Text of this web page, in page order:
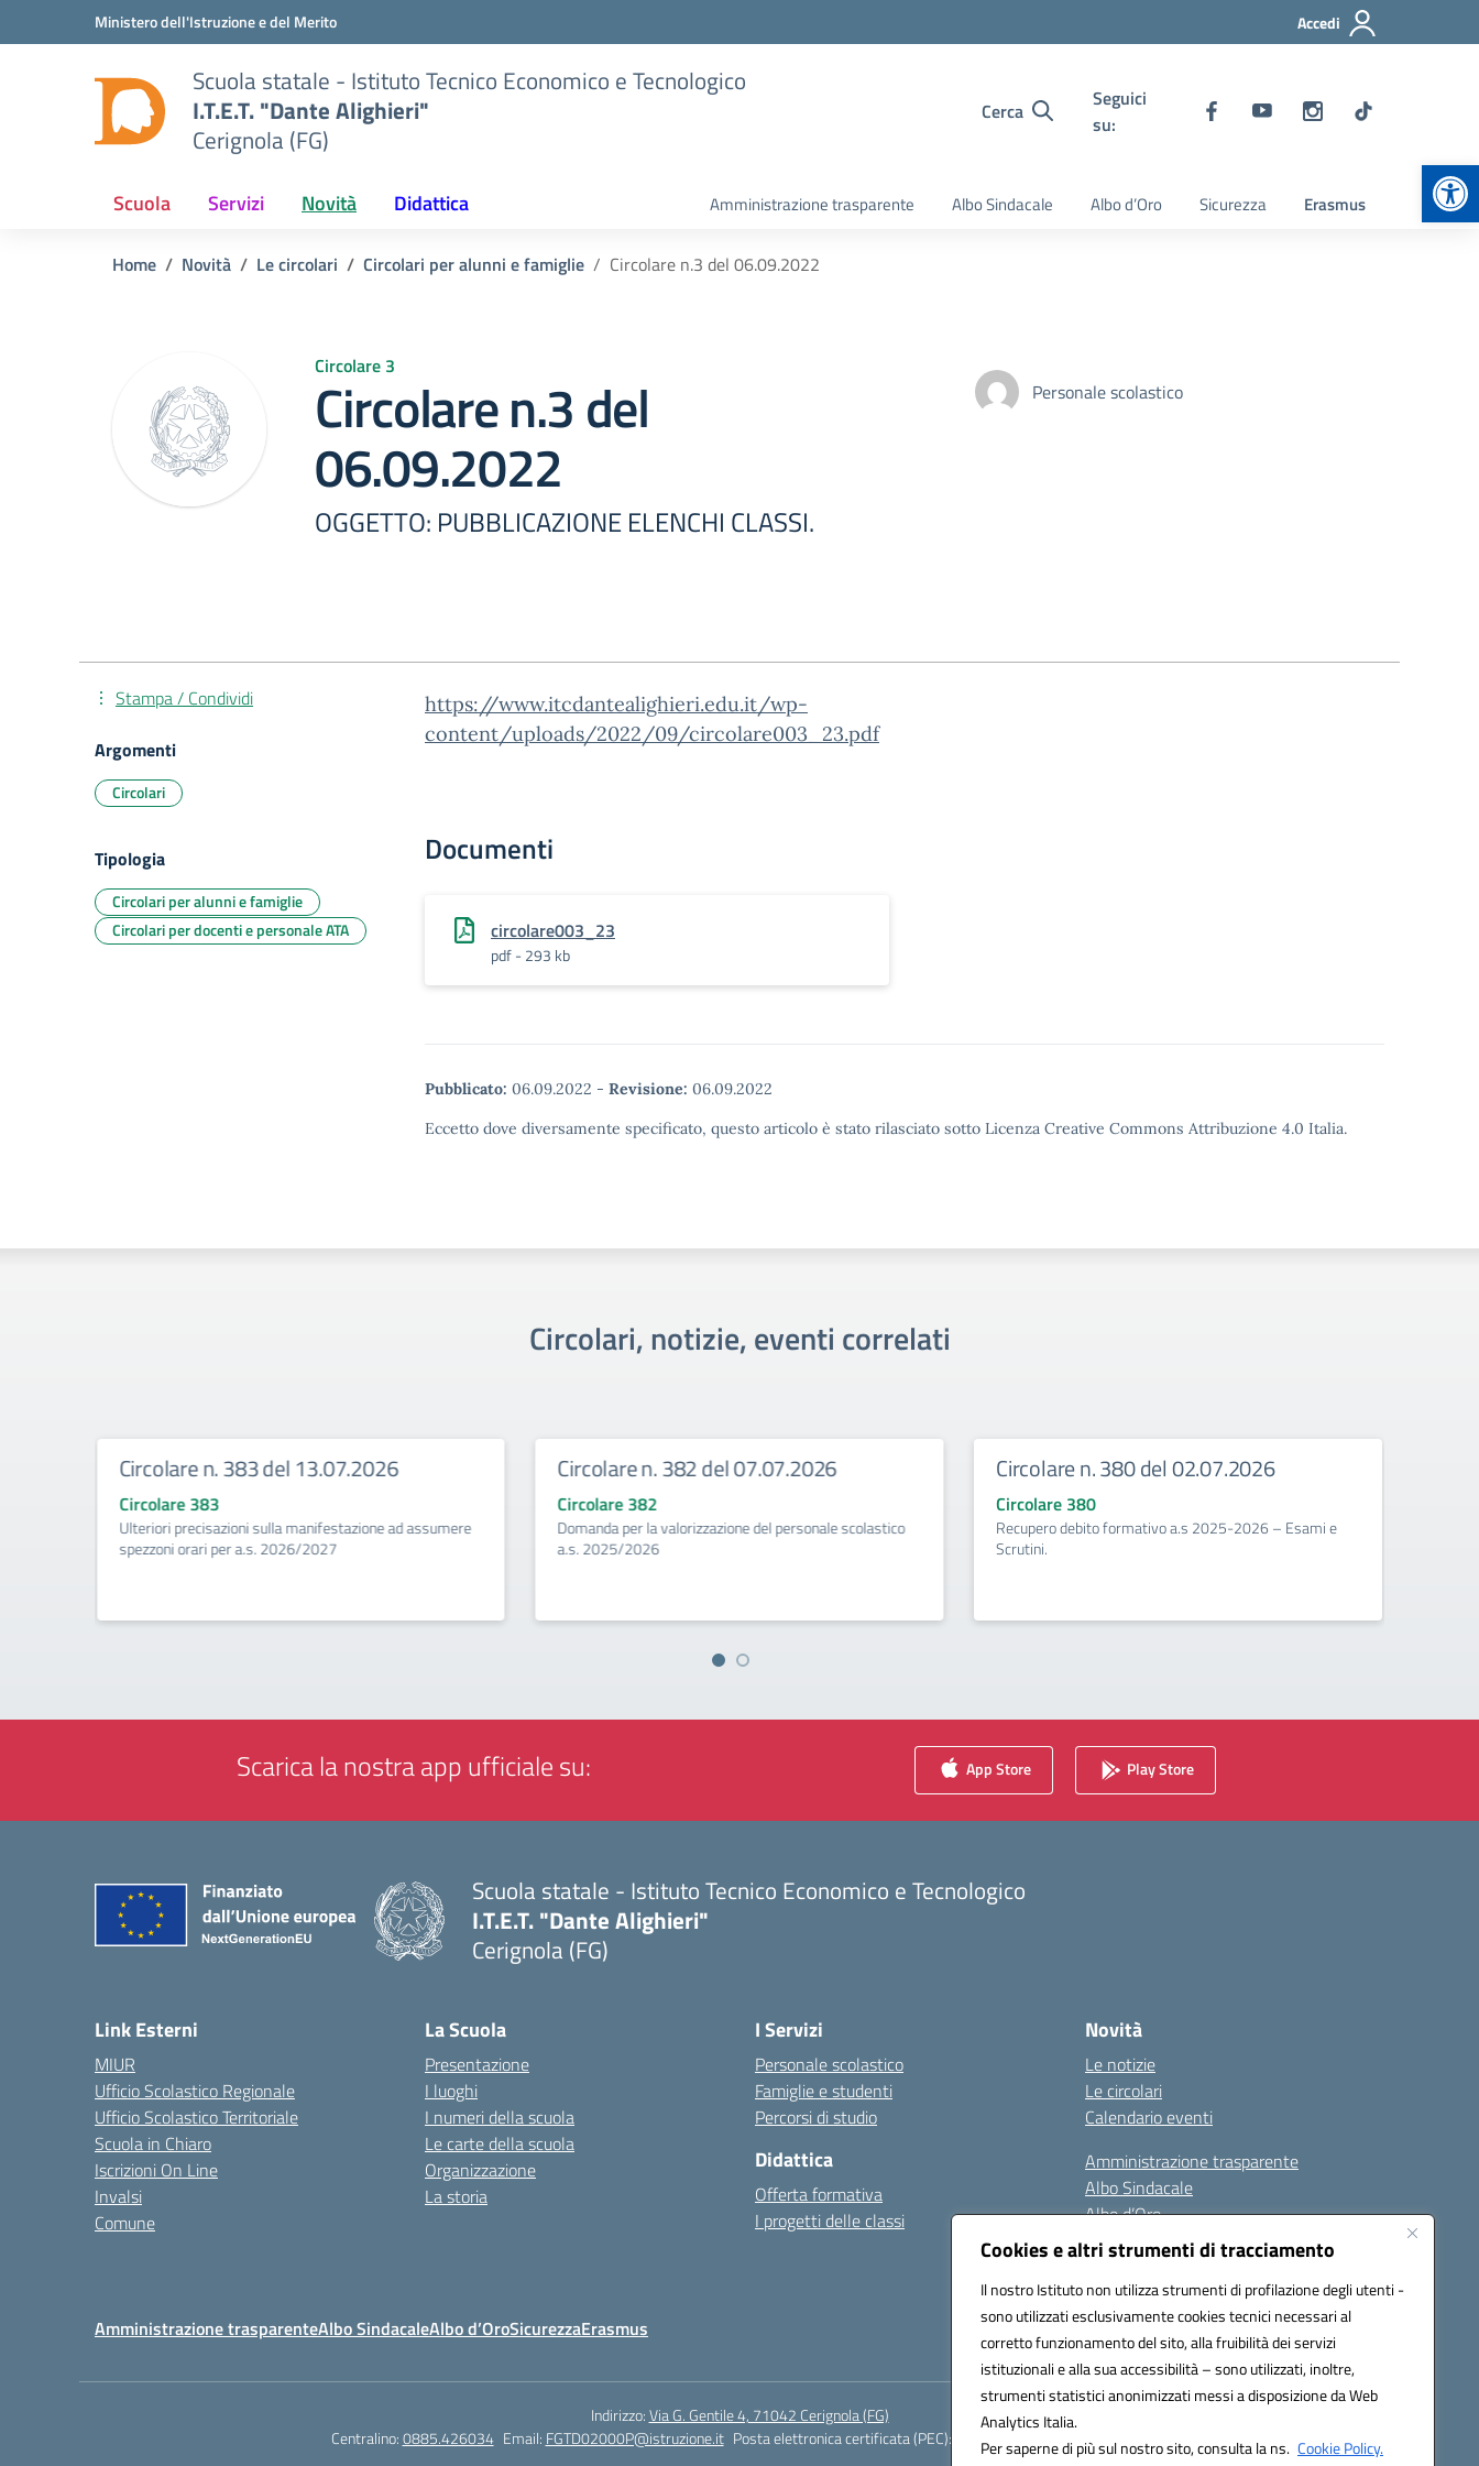
Cookies e altri strumenti di tracciamento
Il nostro Istituto non utilizza strumenti di profilazione degli utenti -
sono utilizzati esclusivamente cookies tecnici necessari al
corretto funzionamento del sito, alla fruibilità dei servizi
istituzionali e alla sua accessibilità – sono utilizzati, inoltre,
strumenti statistici anonimizzati messi a disposizione da Web
Analytics Italia.
Per saperne di più sul nostro sito, consulta la ns. Cookie Policy.
Vai ai contenuti
Vai al menu di navigazioneMinistero dell'Istruzione e del Merito Accedi
Scuola statale - Istituto Tecnico Economico e Tecnologico
I.T.E.T. "Dante Alighieri"
Cerignola (FG)
Cerca
Seguici
su:
Scuola Servizi Novità Didattica Amministrazione trasparente Albo Sindacale Albo d’Oro Sicurezza Erasmus
Home Novità Le circolari Circolari per alunni e famiglie Circolare n.3 del 06.09.2022
Circolare 3
Circolare n.3 del
06.09.2022
OGGETTO: PUBBLICAZIONE ELENCHI CLASSI.
Personale scolastico
https://www.itcdantealighieri.edu.it/wp-
content/uploads/2022/09/circolare003_23.pdf
Documenti
circolare003_23
pdf - 293 kb
Pubblicato: 06.09.2022 - Revisione: 06.09.2022
Eccetto dove diversamente specificato, questo articolo è stato rilasciato sotto Licenza Creative Commons Attribuzione 4.0 Italia.
Stampa / Condividi
Argomenti
Circolari
Tipologia
Circolari per alunni e famiglie
Circolari per docenti e personale ATA
Circolari, notizie, eventi correlati
Circolare n. 383 del 13.07.2026
Circolare 383
Ulteriori precisazioni sulla manifestazione ad assumere
spezzoni orari per a.s. 2026/2027
Circolare n. 382 del 07.07.2026
Circolare 382
Domanda per la valorizzazione del personale scolastico
a.s. 2025/2026
Circolare n. 380 del 02.07.2026
Circolare 380
Recupero debito formativo a.s 2025-2026 – Esami e
Scrutini.
Scarica la nostra app ufficiale su: App Store Play Store
Scuola statale - Istituto Tecnico Economico e Tecnologico
I.T.E.T. "Dante Alighieri"
Cerignola (FG)
Link Esterni
MIUR
Ufficio Scolastico Regionale
Ufficio Scolastico Territoriale
Scuola in Chiaro
Iscrizioni On Line
Invalsi
Comune
La Scuola
Presentazione
I luoghi
I numeri della scuola
Le carte della scuola
Organizzazione
La storia
I Servizi
Personale scolastico
Famiglie e studenti
Percorsi di studio
Didattica
Offerta formativa
I progetti delle classi
Novità
Le notizie
Le circolari
Calendario eventi
Amministrazione trasparente
Albo Sindacale
Albo d’Oro
Sicurezza
Erasmus
Amministrazione trasparenteAlbo SindacaleAlbo d’OroSicurezzaErasmus Seguici su:
Indirizzo:Via G. Gentile 4, 71042 Cerignola (FG)
Centralino:0885.426034 Email: FGTD02000P@istruzione.it Posta elettronica certificata (PEC): fgtd02000p@pec.istruzione.it